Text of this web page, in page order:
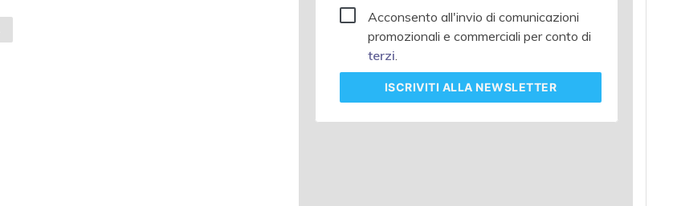
Acconsento all'invio di comunicazioni
promozionali e commerciali per conto di
terzi.
ISCRIVITI ALLA NEWSLETTER